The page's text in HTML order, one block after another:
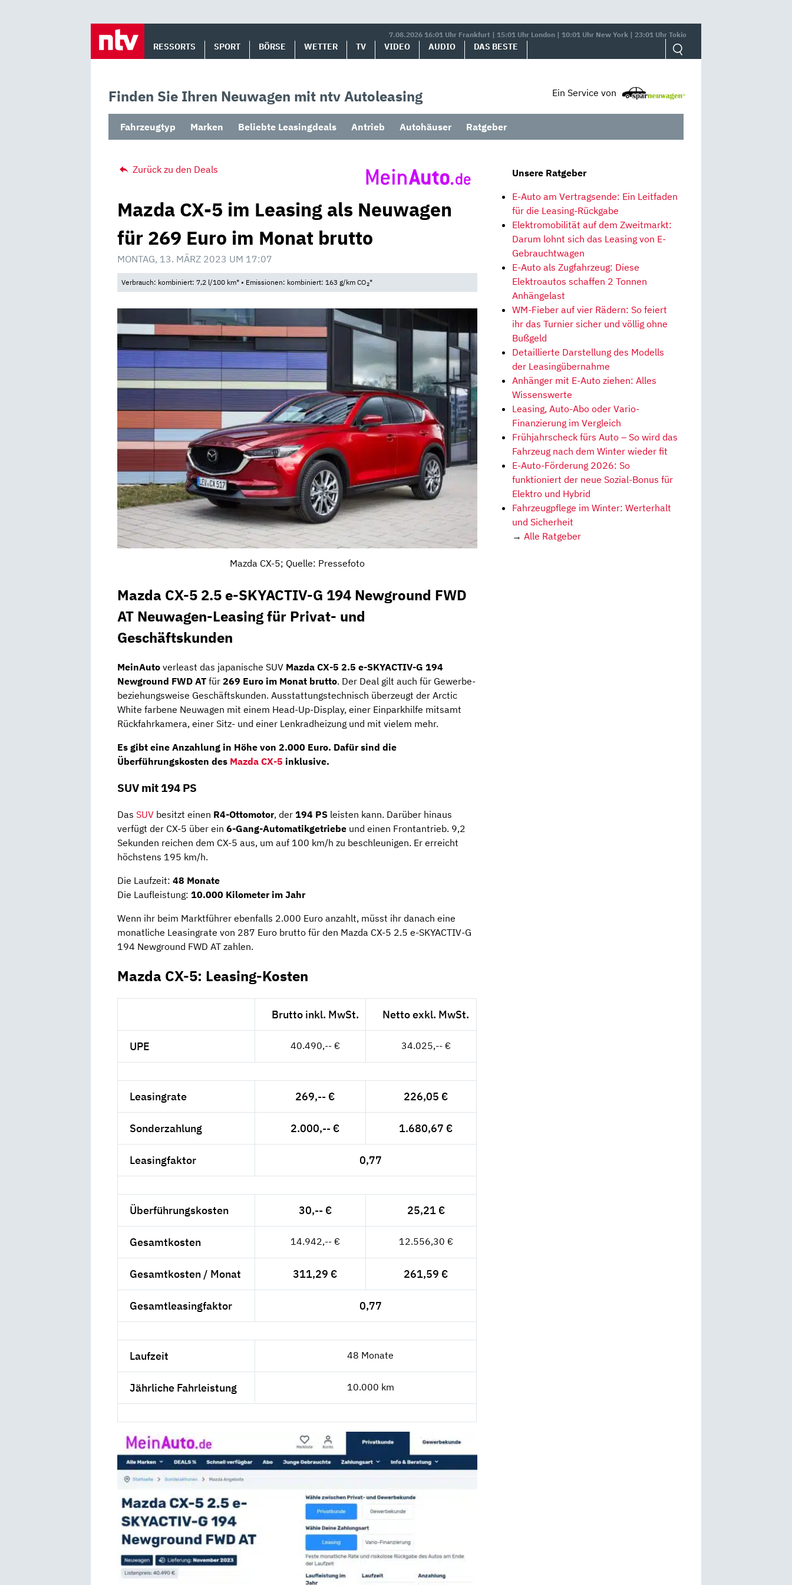
7.08.2026 16:01 Uhr Frankfurt | 15:01 Uhr London | 10:01 Uhr New York | 23:01 Uhr Tokio
RESSORTS SPORT BÖRSE WETTER TV VIDEO AUDIO DAS BESTE
Finden Sie Ihren Neuwagen mit ntv Autoleasing Ein Service von
Fahrzeugtyp Marken Beliebte Leasingdeals Antrieb Autohäuser Ratgeber
Zurück zu den Deals
Mazda CX-5 im Leasing als Neuwagen
für 269 Euro im Monat brutto
MONTAG, 13. MÄRZ 2023 UM 17:07
Verbrauch: kombiniert: 7,2 l/100 km* • Emissionen: kombiniert: 163 g/km CO2*
Mazda CX-5; Quelle: Pressefoto
Mazda CX-5 2.5 e-SKYACTIV-G 194 Newground FWD
AT Neuwagen-Leasing für Privat- und
Geschäftskunden
MeinAuto verleast das japanische SUV Mazda CX-5 2.5 e-SKYACTIV-G 194
Newground FWD AT für 269 Euro im Monat brutto. Der Deal gilt auch für Gewerbe-
beziehungsweise Geschäftskunden. Ausstattungstechnisch überzeugt der Arctic
White farbene Neuwagen mit einem Head-Up-Display, einer Einparkhilfe mitsamt
Rückfahrkamera, einer Sitz- und einer Lenkradheizung und mit vielem mehr.
Es gibt eine Anzahlung in Höhe von 2.000 Euro. Dafür sind die
Überführungskosten des Mazda CX-5 inklusive.
SUV mit 194 PS
Das SUV besitzt einen R4-Ottomotor, der 194 PS leisten kann. Darüber hinaus
verfügt der CX-5 über ein 6-Gang-Automatikgetriebe und einen Frontantrieb. 9,2
Sekunden reichen dem CX-5 aus, um auf 100 km/h zu beschleunigen. Er erreicht
höchstens 195 km/h.
Die Laufzeit: 48 Monate
Die Laufleistung: 10.000 Kilometer im Jahr
Wenn ihr beim Marktführer ebenfalls 2.000 Euro anzahlt, müsst ihr danach eine
monatliche Leasingrate von 287 Euro brutto für den Mazda CX-5 2.5 e-SKYACTIV-G
194 Newground FWD AT zahlen.
Mazda CX-5: Leasing-Kosten
Brutto inkl. MwSt. Netto exkl. MwSt.
UPE 40.490,-- € 34.025,-- €
Leasingrate 269,-- € 226,05 €
Sonderzahlung 2.000,-- € 1.680,67 €
Leasingfaktor 0,77
Überführungskosten 30,-- € 25,21 €
Gesamtkosten 14.942,-- € 12.556,30 €
Gesamtkosten / Monat 311,29 € 261,59 €
Gesamtleasingfaktor 0,77
Laufzeit 48 Monate
Jährliche Fahrleistung 10.000 km
Unsere Ratgeber
E-Auto am Vertragsende: Ein Leitfaden
für die Leasing-Rückgabe
Elektromobilität auf dem Zweitmarkt:
Darum lohnt sich das Leasing von E-
Gebrauchtwagen
E-Auto als Zugfahrzeug: Diese
Elektroautos schaffen 2 Tonnen
Anhängelast
WM-Fieber auf vier Rädern: So feiert
ihr das Turnier sicher und völlig ohne
Bußgeld
Detaillierte Darstellung des Modells
der Leasingübernahme
Anhänger mit E-Auto ziehen: Alles
Wissenswerte
Leasing, Auto-Abo oder Vario-
Finanzierung im Vergleich
Frühjahrscheck fürs Auto – So wird das
Fahrzeug nach dem Winter wieder fit
E-Auto-Förderung 2026: So
funktioniert der neue Sozial-Bonus für
Elektro und Hybrid
Fahrzeugpflege im Winter: Werterhalt
und Sicherheit
→ Alle Ratgeber